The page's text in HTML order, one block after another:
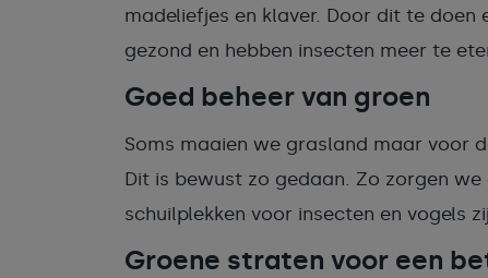
madeliefjes en klaver. Door dit te
gezond en hebben insecten meer te
Goed beheer van groen
Soms maaien we grasland maar voor
Dit is bewust zo gedaan. Zo zorgen
schuilplekken voor insecten en vogels
Groene straten voor een